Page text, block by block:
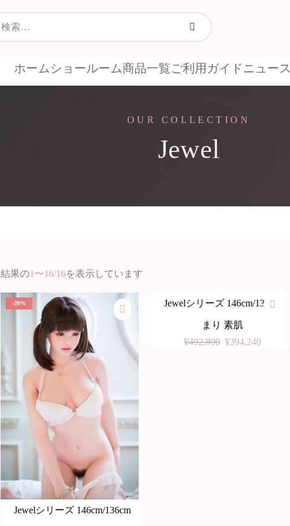
ホームショールーム商品一覧ご利用ガイド ニュース
OUR COLLECTION
Jewel
結果の1〜16/16を表示しています
-20%
Jewelシリーズ 146cm/136cm
-20%
Jewelシリーズ 146cm/136cm
まり 素肌
¥492,800 ¥394,240